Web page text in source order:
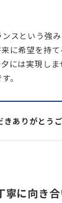
スという強
に希望を持
には実現し
。
ありがとう
に向き合